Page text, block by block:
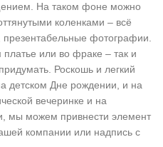
На таком фоне можно
коленками – всё
фотографии.
или во фраке – так и
Роскошь и легкий
детском Дне рождении, и на
вечеринке и на
мы можем привнести элемент
компании или надпись с